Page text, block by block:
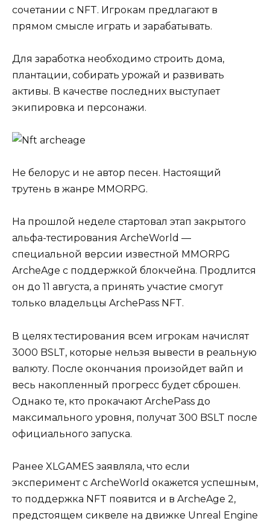
сочетании с NFT. Игрокам предлагают в
прямом смысле играть и зарабатывать.
Для заработка необходимо строить дома,
плантации, собирать урожай и развивать
активы. В качестве последних выступает
экипировка и персонажи.
Не белорус и не автор песен. Настоящий
трутень в жанре MMORPG.
На прошлой неделе стартовал этап закрытого
альфа-тестирования ArcheWorld —
специальной версии известной MMORPG
ArcheAge с поддержкой блокчейна. Продлится
он до 11 августа, а принять участие смогут
только владельцы ArchePass NFT.
В целях тестирования всем игрокам начислят
3000 BSLT, которые нельзя вывести в реальную
валюту. После окончания произойдет вайп и
весь накопленный прогресс будет сброшен.
Однако те, кто прокачают ArchePass до
максимального уровня, получат 300 BSLT после
официального запуска.
Ранее XLGAMES заявляла, что если
эксперимент с ArcheWorld окажется успешным,
то поддержка NFT появится и в ArcheAge 2,
предстоящем сиквеле на движке Unreal Engine